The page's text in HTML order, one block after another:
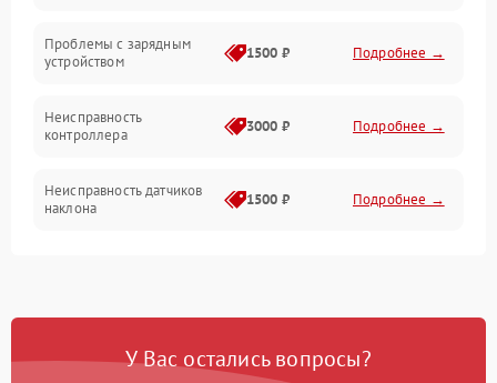
Проблемы с зарядным
устройством
1500 ₽ Подробнее →
Неисправность
контроллера
3000 ₽ Подробнее →
Неисправность датчиков
наклона
1500 ₽ Подробнее →
У Вас остались вопросы?